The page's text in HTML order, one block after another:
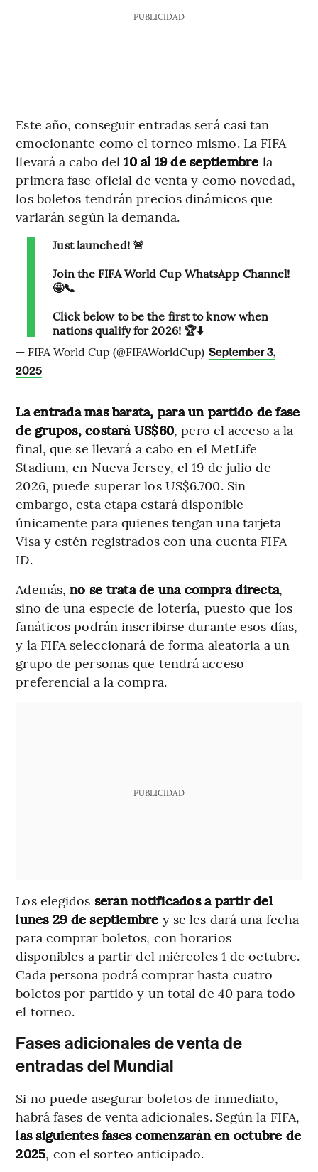
PUBLICIDAD
Este año, conseguir entradas será casi tan
emocionante como el torneo mismo. La FIFA
llevará a cabo del10 al 19 de septiembre la
primera fase oficial de venta y como novedad,
los boletos tendrán precios dinámicos que
variarán según la demanda.
Just launched! 🚨
Join the FIFA World Cup WhatsApp Channel!
🤩📞
Click below to be the first to know when
nations qualify for 2026! 🏆⬇️
— FIFA World Cup (@FIFAWorldCup) September 3,
2025
La entrada más barata, para un partido de fase
de grupos, costará US$60, pero el acceso a la
final, que se llevará a cabo en el MetLife
Stadium, en Nueva Jersey, el 19 de julio de
2026, puede superar los US$6.700. Sin
embargo, esta etapa estará disponible
únicamente para quienes tengan una tarjeta
Visa y estén registrados con una cuenta FIFA
ID.
Además,no se trata de una compra directa,
sino de una especie de lotería, puesto que los
fanáticos podrán inscribirse durante esos días,
y la FIFA seleccionará de forma aleatoria a un
grupo de personas que tendrá acceso
preferencial a la compra.
PUBLICIDAD
Los elegidos serán notificados a partir del
lunes 29 de septiembre y se les dará una fecha
para comprar boletos, con horarios
disponibles a partir del miércoles 1 de octubre.
Cada persona podrá comprar hasta cuatro
boletos por partido y un total de 40 para todo
el torneo.
Fases adicionales de venta de
entradas del Mundial
Si no puede asegurar boletos de inmediato,
habrá fases de venta adicionales. Según la FIFA,
las siguientes fases comenzarán en octubre de
2025, con el sorteo anticipado.